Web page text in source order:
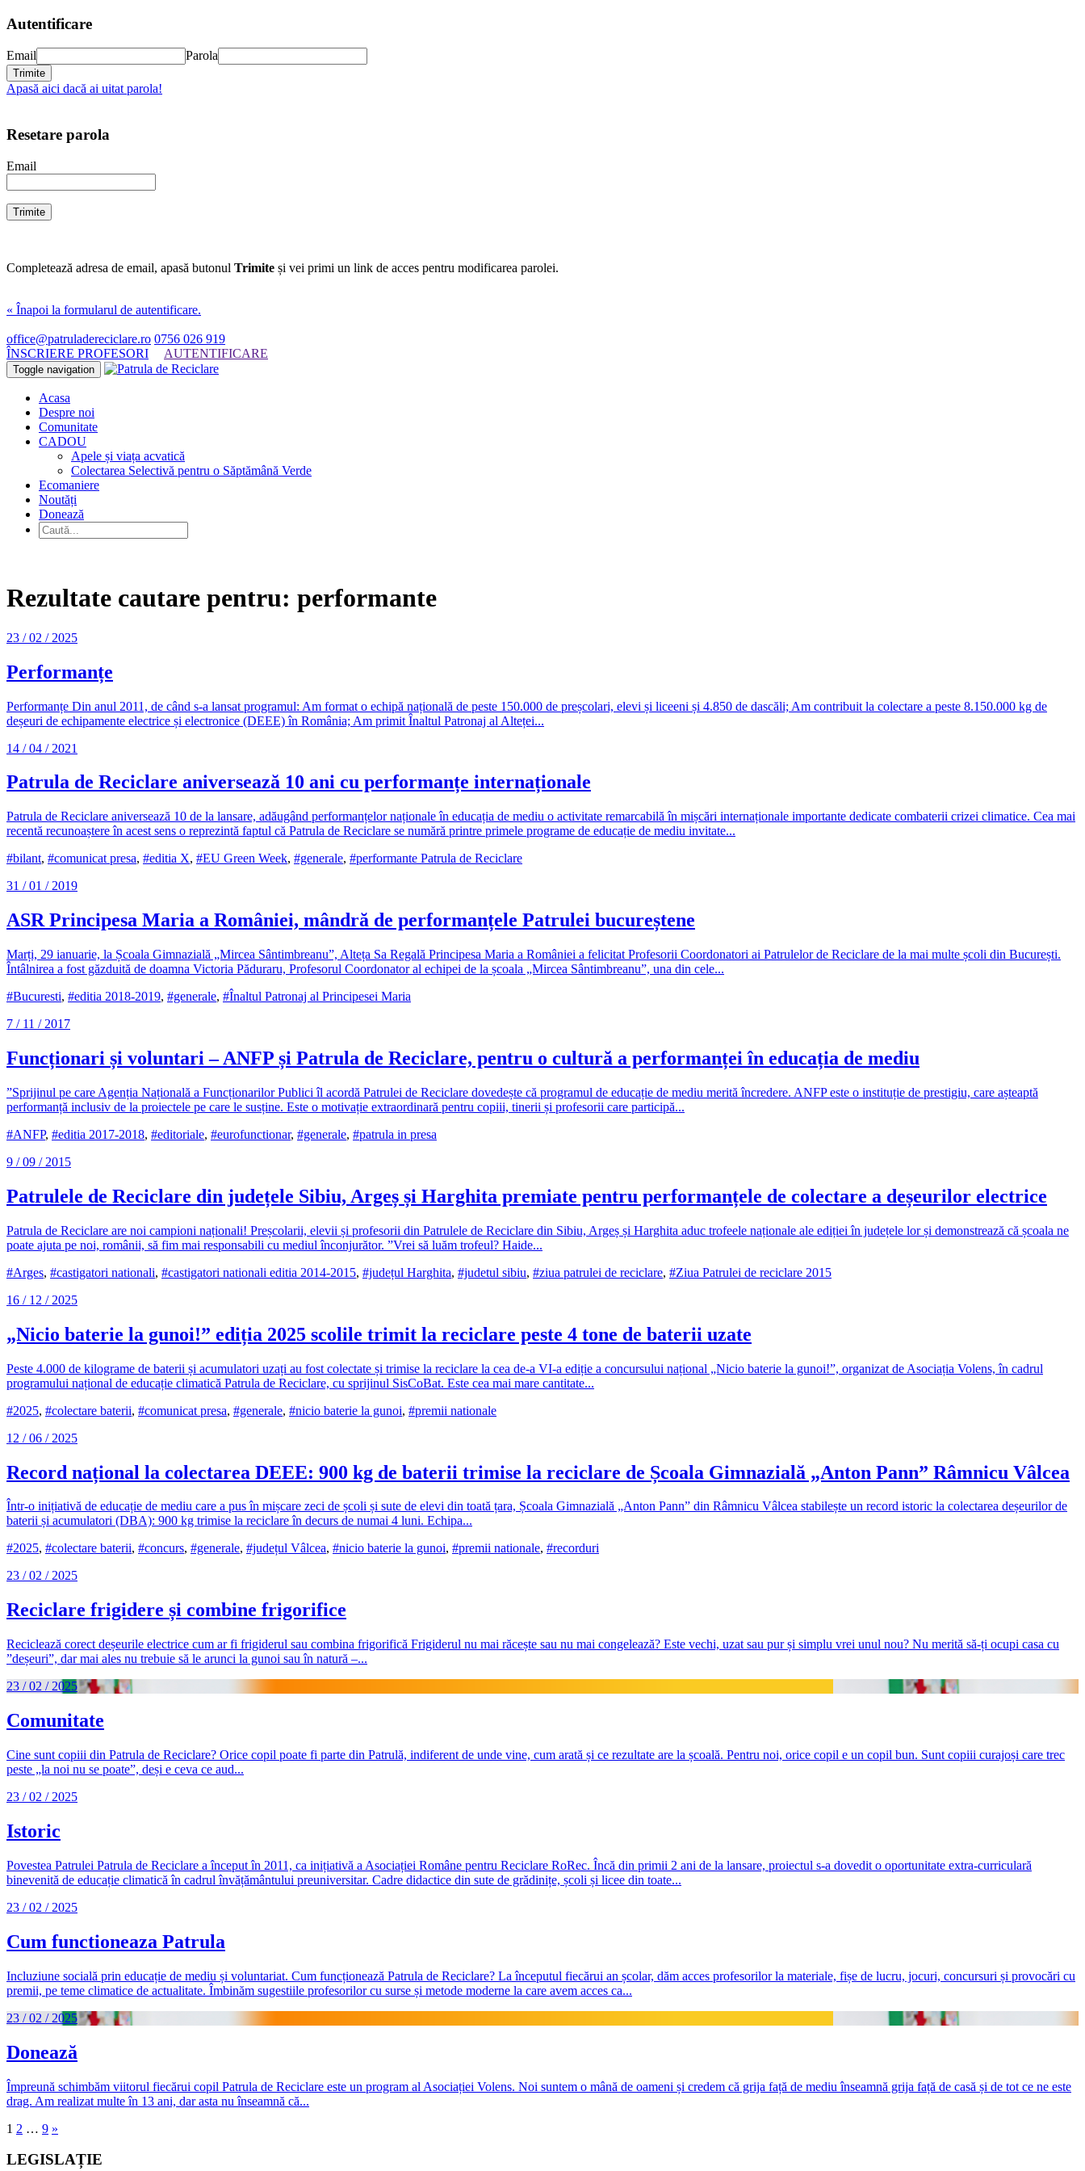
Autentificare
Email Parola
Apasă aici dacă ai uitat parola!
Resetare parola
Email
Completează adresa de email, apasă butonul Trimite și vei primi un link de acces pentru modificarea parolei.
« Înapoi la formularul de autentificare.
office@patruladereciclare.ro 0756 026 919
ÎNSCRIERE PROFESORI
AUTENTIFICARE
Toggle navigation
Acasa
Despre noi
Comunitate
CADOU
Apele și viața acvatică
Colectarea Selectivă pentru o Săptămână Verde
Ecomaniere
Noutăți
Donează
Rezultate cautare pentru: performante
23 / 02 / 2025
Performanțe
Performanțe Din anul 2011, de când s-a lansat programul: Am format o echipă națională de peste 150.000 de preșcolari, elevi și liceeni și 4.850 de dascăli; Am contribuit la colectare a peste 8.150.000 kg de
deșeuri de echipamente electrice și electronice (DEEE) în România; Am primit Înaltul Patronaj al Alteței...
14 / 04 / 2021
Patrula de Reciclare aniversează 10 ani cu performanțe internaționale
Patrula de Reciclare aniversează 10 de la lansare, adăugând performanțelor naționale în educația de mediu o activitate remarcabilă în mișcări internaționale importante dedicate combaterii crizei climatice. Cea mai
recentă recunoaștere în acest sens o reprezintă faptul că Patrula de Reciclare se numără printre primele programe de educație de mediu invitate...
#bilant, #comunicat presa, #editia X, #EU Green Week, #generale, #performante Patrula de Reciclare
31 / 01 / 2019
ASR Principesa Maria a României, mândră de performanțele Patrulei bucureștene
Marți, 29 ianuarie, la Școala Gimnazială „Mircea Sântimbreanu”, Alteța Sa Regală Principesa Maria a României a felicitat Profesorii Coordonatori ai Patrulelor de Reciclare de la mai multe școli din București.
Întâlnirea a fost găzduită de doamna Victoria Păduraru, Profesorul Coordonator al echipei de la școala „Mircea Sântimbreanu”, una din cele...
#Bucuresti, #editia 2018-2019, #generale, #Înaltul Patronaj al Principesei Maria
7 / 11 / 2017
Funcționari și voluntari – ANFP și Patrula de Reciclare, pentru o cultură a performanței în educația de mediu
”Sprijinul pe care Agenția Națională a Funcționarilor Publici îl acordă Patrulei de Reciclare dovedește că programul de educație de mediu merită încredere. ANFP este o instituție de prestigiu, care așteaptă
performanță inclusiv de la proiectele pe care le susține. Este o motivație extraordinară pentru copiii, tinerii și profesorii care participă...
#ANFP, #editia 2017-2018, #editoriale, #eurofunctionar, #generale, #patrula in presa
9 / 09 / 2015
Patrulele de Reciclare din județele Sibiu, Argeș și Harghita premiate pentru performanțele de colectare a deșeurilor electrice
Patrula de Reciclare are noi campioni naționali! Preșcolarii, elevii și profesorii din Patrulele de Reciclare din Sibiu, Argeș și Harghita aduc trofeele naționale ale ediției în județele lor și demonstrează că școala ne
poate ajuta pe noi, românii, să fim mai responsabili cu mediul înconjurător. ”Vrei să luăm trofeul? Haide...
#Arges, #castigatori nationali, #castigatori nationali editia 2014-2015, #județul Harghita, #judetul sibiu, #ziua patrulei de reciclare, #Ziua Patrulei de reciclare 2015
16 / 12 / 2025
„Nicio baterie la gunoi!” ediția 2025 scolile trimit la reciclare peste 4 tone de baterii uzate
Peste 4.000 de kilograme de baterii și acumulatori uzați au fost colectate și trimise la reciclare la cea de-a VI-a ediție a concursului național „Nicio baterie la gunoi!”, organizat de Asociația Volens, în cadrul
programului național de educație climatică Patrula de Reciclare, cu sprijinul SisCoBat. Este cea mai mare cantitate...
#2025, #colectare baterii, #comunicat presa, #generale, #nicio baterie la gunoi, #premii nationale
12 / 06 / 2025
Record național la colectarea DEEE: 900 kg de baterii trimise la reciclare de Școala Gimnazială „Anton Pann” Râmnicu Vâlcea
Într-o inițiativă de educație de mediu care a pus în mișcare zeci de școli și sute de elevi din toată țara, Școala Gimnazială „Anton Pann” din Râmnicu Vâlcea stabilește un record istoric la colectarea deșeurilor de
baterii și acumulatori (DBA): 900 kg trimise la reciclare în decurs de numai 4 luni. Echipa...
#2025, #colectare baterii, #concurs, #generale, #județul Vâlcea, #nicio baterie la gunoi, #premii nationale, #recorduri
23 / 02 / 2025
Reciclare frigidere și combine frigorifice
Reciclează corect deșeurile electrice cum ar fi frigiderul sau combina frigorifică Frigiderul nu mai răcește sau nu mai congelează? Este vechi, uzat sau pur și simplu vrei unul nou? Nu merită să-ți ocupi casa cu
”deșeuri”, dar mai ales nu trebuie să le arunci la gunoi sau în natură –...
23 / 02 / 2025
Comunitate
Cine sunt copiii din Patrula de Reciclare? Orice copil poate fi parte din Patrulă, indiferent de unde vine, cum arată și ce rezultate are la școală. Pentru noi, orice copil e un copil bun. Sunt copiii curajoși care trec
peste „la noi nu se poate”, deși e ceva ce aud...
23 / 02 / 2025
Istoric
Povestea Patrulei Patrula de Reciclare a început în 2011, ca inițiativă a Asociației Române pentru Reciclare RoRec. Încă din primii 2 ani de la lansare, proiectul s-a dovedit o oportunitate extra-curriculară
binevenită de educație climatică în cadrul învățământului preuniversitar. Cadre didactice din sute de grădinițe, școli și licee din toate...
23 / 02 / 2025
Cum functioneaza Patrula
Incluziune socială prin educație de mediu și voluntariat. Cum funcționează Patrula de Reciclare? La începutul fiecărui an școlar, dăm acces profesorilor la materiale, fișe de lucru, jocuri, concursuri și provocări cu
premii, pe teme climatice de actualitate. Îmbinăm sugestiile profesorilor cu surse și metode moderne la care avem acces ca...
23 / 02 / 2025
Donează
Împreună schimbăm viitorul fiecărui copil Patrula de Reciclare este un program al Asociației Volens. Noi suntem o mână de oameni și credem că grija față de mediu înseamnă grija față de casă și de tot ce ne este
drag. Am realizat multe în 13 ani, dar asta nu înseamnă că...
Paginație
articole
1 2 … 9 »
LEGISLAȚIE